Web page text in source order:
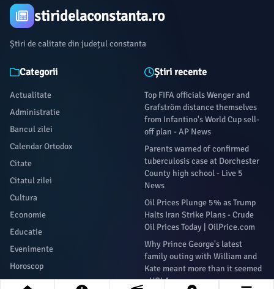
stiridelaconstanta.ro
Știri de calitate din județul constanta
Categorii
Actualitate
Administratie
Bancul zilei
Calendar Ortodox
Citate
Citatul zilei
Cultura
Economie
Educatie
Evenimente
Horoscop
La povești
Știri recente
Top FIFA officials Wenger and
Grafström distance themselves
from Infantino's World Cup sell-
off plan - AP News
Parents warned of confirmed
tuberculosis case at Dorchester
County high school - Live 5
News
Oil Prices Plunge 5% as Trump
Halts Iran Strike Plans - Crude
Oil Prices Today | OilPrice.com
Why Prince George's latest
family outing with William and
Kate meant more than it seemed
- HOLA